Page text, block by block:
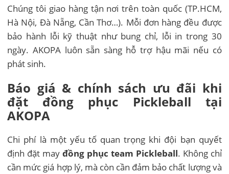
Chúng tôi giao hàng tận nơi trên toàn quốc (TP.HCM,
Hà Nội, Đà Nẵng, Cần Thơ…). Mỗi đơn hàng đều được
bảo hành lỗi kỹ thuật như bung chỉ, lỗi in trong 30
ngày. AKOPA luôn sẵn sàng hỗ trợ hậu mãi nếu có
phát sinh.
Báo giá & chính sách ưu đãi khi
đặt đồng phục Pickleball tại
AKOPA
Chi phí là một yếu tố quan trọng khi đội bạn quyết
định đặt mayđồng phục team Pickleball. Không chỉ
cần mức giá hợp lý, mà còn cần đảm bảo chất lượng và